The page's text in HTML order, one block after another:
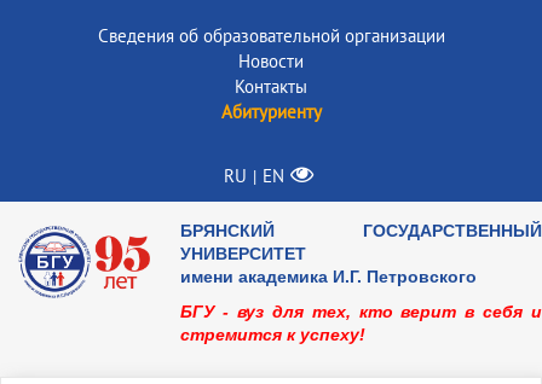
Сведения об образовательной организации
Новости
Контакты
Абитуриенту
RU | EN
БРЯНСКИЙ ГОСУДАРСТВЕННЫЙ
УНИВЕРСИТЕТ
имени академика И.Г. Петровского
БГУ - вуз для тех, кто верит в себя и
стремится к успеху!